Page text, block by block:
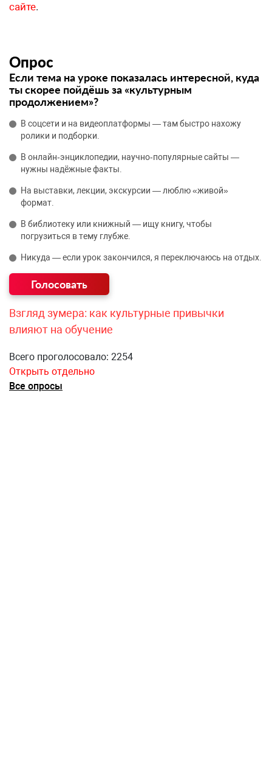
сайте.
Опрос
Если тема на уроке показалась интересной, куда
ты скорее пойдёшь за «культурным
продолжением»?
В соцсети и на видеоплатформы — там быстро нахожу
ролики и подборки.
В онлайн‑энциклопедии, научно‑популярные сайты —
нужны надёжные факты.
На выставки, лекции, экскурсии — люблю «живой»
формат.
В библиотеку или книжный — ищу книгу, чтобы
погрузиться в тему глубже.
Никуда — если урок закончился, я переключаюсь на отдых.
Взгляд зумера: как культурные привычки
влияют на обучение
Всего проголосовало: 2254
Открыть отдельно
Все опросы